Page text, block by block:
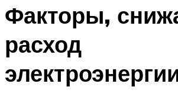
Факторы,
расход